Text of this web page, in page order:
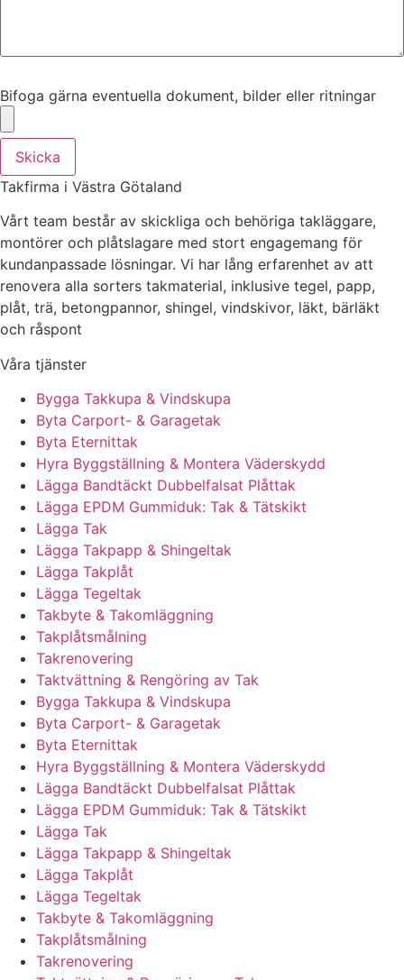
Bifoga gärna eventuella dokument, bilder eller ritningar
Skicka
Takfirma i Västra Götaland
Vårt team består av skickliga och behöriga takläggare,
montörer och plåtslagare med stort engagemang för
kundanpassade lösningar. Vi har lång erfarenhet av att
renovera alla sorters takmaterial, inklusive tegel, papp,
plåt, trä, betongpannor, shingel, vindskivor, läkt, bärläkt
och råspont
Våra tjänster
Bygga Takkupa & Vindskupa
Byta Carport- & Garagetak
Byta Eternittak
Hyra Byggställning & Montera Väderskydd
Lägga Bandtäckt Dubbelfalsat Plåttak
Lägga EPDM Gummiduk: Tak & Tätskikt
Lägga Tak
Lägga Takpapp & Shingeltak
Lägga Takplåt
Lägga Tegeltak
Takbyte & Takomläggning
Takplåtsmålning
Takrenovering
Taktvättning & Rengöring av Tak
Bygga Takkupa & Vindskupa
Byta Carport- & Garagetak
Byta Eternittak
Hyra Byggställning & Montera Väderskydd
Lägga Bandtäckt Dubbelfalsat Plåttak
Lägga EPDM Gummiduk: Tak & Tätskikt
Lägga Tak
Lägga Takpapp & Shingeltak
Lägga Takplåt
Lägga Tegeltak
Takbyte & Takomläggning
Takplåtsmålning
Takrenovering